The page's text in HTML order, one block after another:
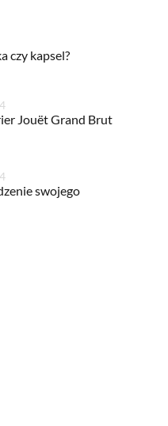
czy kapsel?
Jouët Grand Brut
swojego